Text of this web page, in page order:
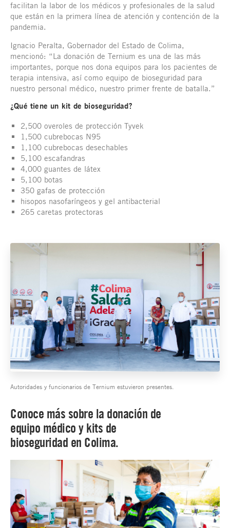
facilitan la labor de los médicos y profesionales de la salud
que están en la primera línea de atención y contención de la
pandemia.
Ignacio Peralta, Gobernador del Estado de Colima,
mencionó: “La donación de Ternium es una de las más
importantes, porque nos dona equipos para los pacientes de
terapia intensiva, así como equipo de bioseguridad para
nuestro personal médico, nuestro primer frente de batalla.”
¿Qué tiene un kit de bioseguridad?
2,500 overoles de protección Tyvek
1,500 cubrebocas N95
1,100 cubrebocas desechables
5,100 escafandras
4,000 guantes de látex
5,100 botas
350 gafas de protección
hisopos nasofaríngeos y gel antibacterial
265 caretas protectoras
Autoridades y funcionarios de Ternium estuvieron presentes.
Conoce más sobre la donación de
equipo médico y kits de
bioseguridad en Colima.